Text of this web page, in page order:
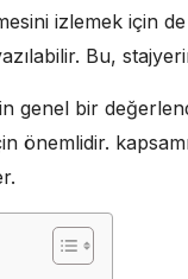
izlemek için
Bu,
genel bir
önemlidir.